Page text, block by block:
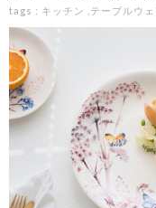
tags : キッチン テーブルウェ